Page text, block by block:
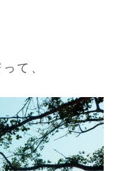
て、